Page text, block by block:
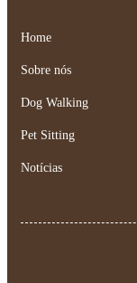
Home
Sobre nós
Dog Walking
Pet Sitting
Notícias